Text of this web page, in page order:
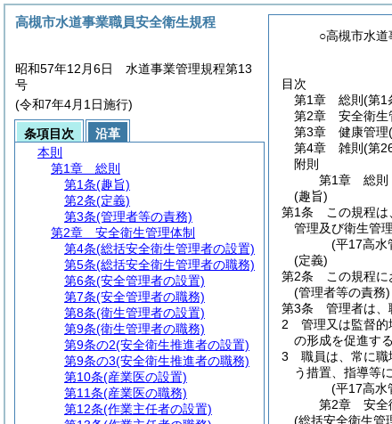
○高槻市水
目次
第1章
総則 (第1
第2章
安全衛生
第3章
健康管理
第4章
雑則 (第
附則
第1章
総則
(趣旨)
第1条
この規程
管理及び衛生管
(平17高水
(定義)
第2条
この規程
(管理者等の責務)
第3条
管理者は、
2
管理又は監督
の形成を促進す
3
職員は、常に
う措置、指導等
(平17高水
第2章
安全
(総括安全衛生管
高槻市水道事業職員安全衛生規程
昭和57年12月6日 水道事業管理規程第13
号
(令和7年4月1日施行)
条項目次
沿革
本則
第1章
総則
第1条(趣旨)
第2条(定義)
第3条(管理者等の責務)
第2章
安全衛生管理体制
第4条(総括安全衛生管理者の設置)
第5条(総括安全衛生管理者の職務)
第6条(安全管理者の設置)
第7条(安全管理者の職務)
第8条(衛生管理者の設置)
第9条(衛生管理者の職務)
第9条の2(安全衛生推進者の設置)
第9条の3(安全衛生推進者の職務)
第10条(産業医の設置)
第11条(産業医の職務)
第12条(作業主任者の設置)